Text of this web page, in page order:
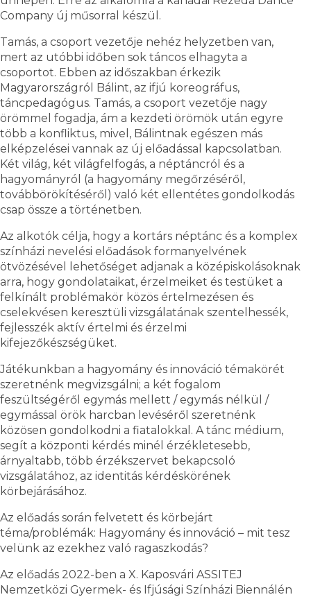
Company új műsorral készül.
Tamás, a csoport vezetője nehéz helyzetben van,
mert az utóbbi időben sok táncos elhagyta a
csoportot. Ebben az időszakban érkezik
Magyarországról Bálint, az ifjú koreográfus,
táncpedagógus. Tamás, a csoport vezetője nagy
örömmel fogadja, ám a kezdeti örömök után egyre
több a konfliktus, mivel, Bálintnak egészen más
elképzelései vannak az új előadással kapcsolatban.
Két világ, két világfelfogás, a néptáncról és a
hagyományról (a hagyomány megőrzéséről,
továbbörökítéséről) való két ellentétes gondolkodás
csap össze a történetben.
Az alkotók célja, hogy a kortárs néptánc és a komplex
színházi nevelési előadások formanyelvének
ötvözésével lehetőséget adjanak a középiskolásoknak
arra, hogy gondolataikat, érzelmeiket és testüket a
felkínált problémakör közös értelmezésen és
cselekvésen keresztüli vizsgálatának szentelhessék,
fejlesszék aktív értelmi és érzelmi
kifejezőkészségüket.
Játékunkban a hagyomány és innováció témakörét
szeretnénk megvizsgálni; a két fogalom
feszültségéről egymás mellett / egymás nélkül /
egymással örök harcban levéséről szeretnénk
közösen gondolkodni a fiatalokkal. A tánc médium,
segít a központi kérdés minél érzékletesebb,
árnyaltabb, több érzékszervet bekapcsoló
vizsgálatához, az identitás kérdéskörének
körbejárásához.
Az előadás során felvetett és körbejárt
téma/problémák: Hagyomány és innováció – mit tesz
velünk az ezekhez való ragaszkodás?
Az előadás 2022-ben a X. Kaposvári ASSITEJ
Nemzetközi Gyermek- és Ifjúsági Színházi Biennálén